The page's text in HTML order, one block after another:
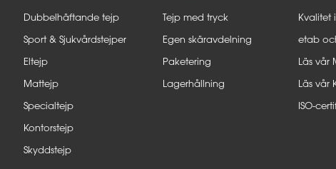
Dubbelhäftande tejp
Sport & Sjukvårdstejper
Eltejp
Mattejp
Specialtejp
Kontorstejp
Skyddstejp
Tejp med tryck
Egen skäravdelning
Paketering
Lagerhållning
Kvalitet
etab
Läs vår
Läs vår
ISO-